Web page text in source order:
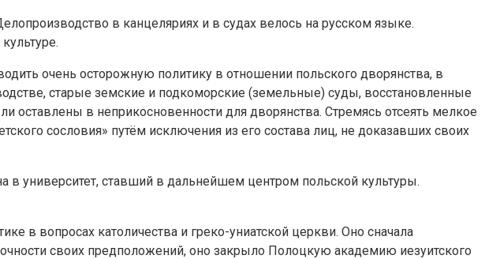
в канцеляриях и в судах велось на русском языке.
очень осторожную политику в отношении польского дворянства, в
старые земские и подкоморские (земельные) суды, восстановленные
оставлены в неприкосновенности для дворянства. Стремясь отсеять мелкое
сословия» путём исключения из его состава лиц, не доказавших своих
в университет, ставший в дальнейшем центром польской культуры.
в вопросах католичества и греко-униатской церкви. Оно сначала
своих предположений, оно закрыло Полоцкую академию иезуитского